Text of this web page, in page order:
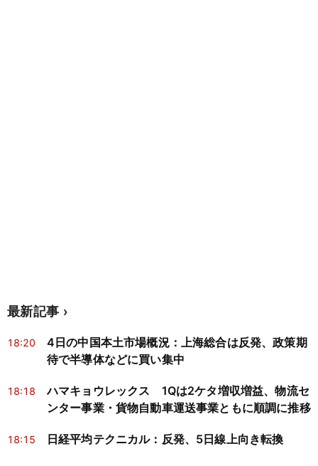
最新記事
18:20
4日の中国本土市場概況：上海総合は反発、政策期
待で半導体などに買い集中
18:18
ハマキョウレックス 1Qは2ケタ増収増益、物流セ
ンター事業・貨物自動車運送事業ともに順調に推移
18:15 日経平均テクニカル：反発、5日線上向き転換